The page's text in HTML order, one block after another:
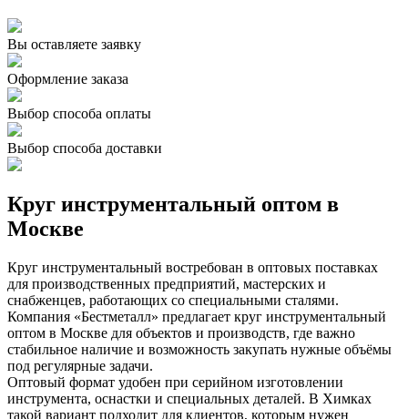
Вы оставляете заявку
Оформление заказа
Выбор способа оплаты
Выбор способа доставки
Круг инструментальный оптом в
Москве
Круг инструментальный востребован в оптовых поставках
для производственных предприятий, мастерских и
снабженцев, работающих со специальными сталями.
Компания «Бестметалл» предлагает круг инструментальный
оптом в Москве для объектов и производств, где важно
стабильное наличие и возможность закупать нужные объёмы
под регулярные задачи.
Оптовый формат удобен при серийном изготовлении
инструмента, оснастки и специальных деталей. В Химках
такой вариант подходит для клиентов, которым нужен